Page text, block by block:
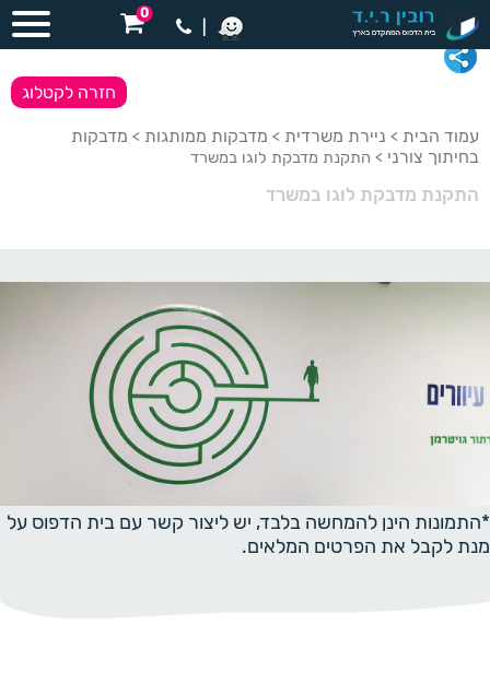
0
עמוד הבית > ניירת משרדית > מדבקות ממותגות > מדבקות
בחיתוך צורני > התקנת מדבקת לוגו במשרד
התקנת מדבקת לוגו במשרד
חזרה לקטלוג
*התמונות הינן להמחשה בלבד, יש ליצור קשר עם בית הדפוס על
מנת לקבל את הפרטים המלאים.